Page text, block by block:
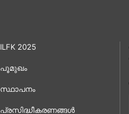
ILFK 2025
പൂമുഖം
സ്ഥാപനം
പ്രസിദ്ധീകരണങ്ങൾ